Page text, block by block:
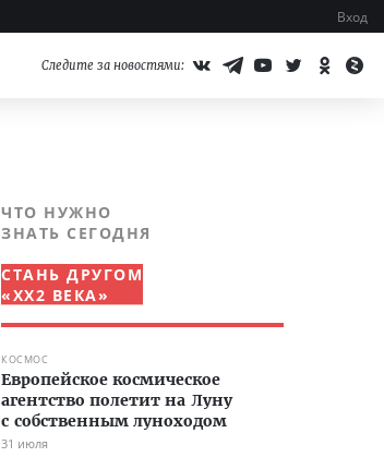
Вход
Следите за новостями:
ЧТО НУЖНО
ЗНАТЬ СЕГОДНЯ
СТАНЬ ДРУГОМ
«XX2 ВЕКА»
КОСМОС
Европейское космическое
агентство полетит на Луну
с собственным луноходом
31 июля